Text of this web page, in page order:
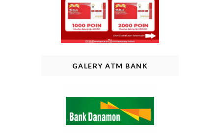
GALERY ATM BANK